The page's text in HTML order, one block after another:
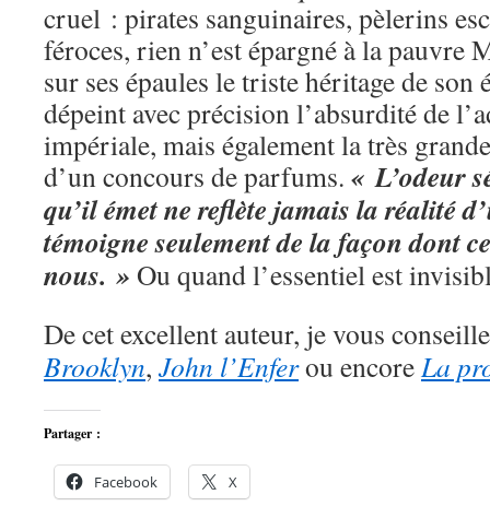
cruel : pirates sanguinaires, pèlerins
féroces, rien n’est épargné à la
sur ses épaules le triste héritage de
dépeint avec précision l’absurdité de
impériale, mais également la très
d’un concours de parfums. « L’odeur
qu’il émet ne reflète jamais la réalité
témoigne seulement de la façon dont
nous. » Ou quand l’essentiel est
De cet excellent auteur, je vous
Brooklyn, John l’Enferou encoreLa
Partager :
Facebook X